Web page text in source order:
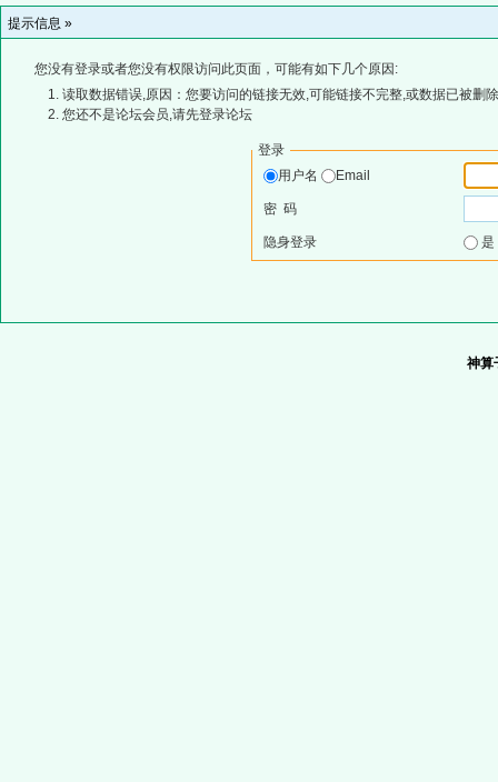
提示信息 »
您没有登录或者您没有权限访问此页面，可能有如下几个原因:
读取数据错误,原因：您要访问的链接无效,可能链接不完整,或数据已被删
您还不是论坛会员,请先登录论坛
登录
用户名
Email
密 码
隐身登录
神算